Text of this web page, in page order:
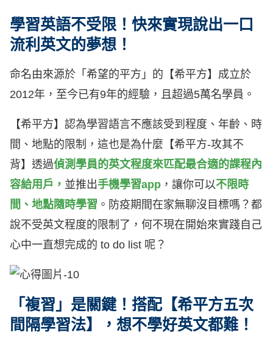
學習英語不受限！快來實現說出一口
流利英文的夢想！
命名由來源於「希望的平方」的【希平方】成立於
2012年，至今已有9年的經驗，且超過5萬名學員。
【希平方】認為學習語言不應該受到程度、年齡、時
間、地點的限制，這也是為什麼【希平方-攻其不
背】 透過偵測學員的英文程度來匹配最合適的課程內
容給用戶， 並推出手機學習app ，讓你可以不限時
間、地點隨時學習 。防疫期間在家無聊沒目標嗎？都
說不受英文程度的限制了，何不現在開始來實踐自己
心中一直想完成的 to do list 呢？
「複習」是關鍵！搭配【希平方五次
間隔學習法】，想不學好英文都難！